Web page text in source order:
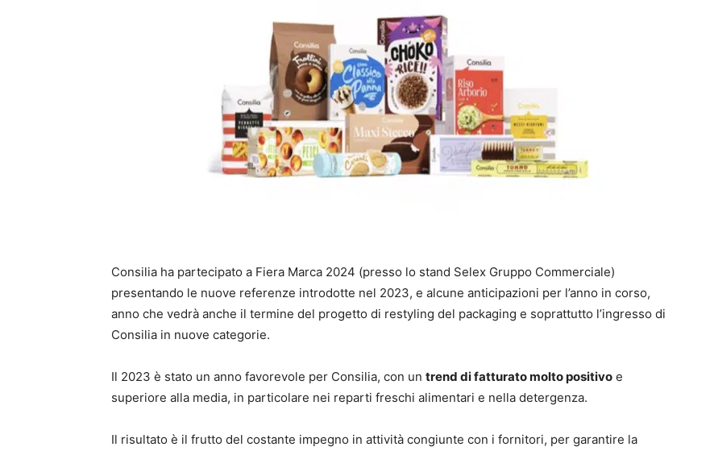
Consilia ha partecipato a Fiera Marca 2024 (presso lo stand Selex Gruppo Commerciale)
presentando le nuove referenze introdotte nel 2023, e alcune anticipazioni per l’anno in corso,
anno che vedrà anche il termine del progetto di restyling del packaging e soprattutto l’ingresso di
Consilia in nuove categorie.
Il 2023 è stato un anno favorevole per Consilia, con un trend di fatturato molto positivo e
superiore alla media, in particolare nei reparti freschi alimentari e nella detergenza.
Il risultato è il frutto del costante impegno in attività congiunte con i fornitori, per garantire la